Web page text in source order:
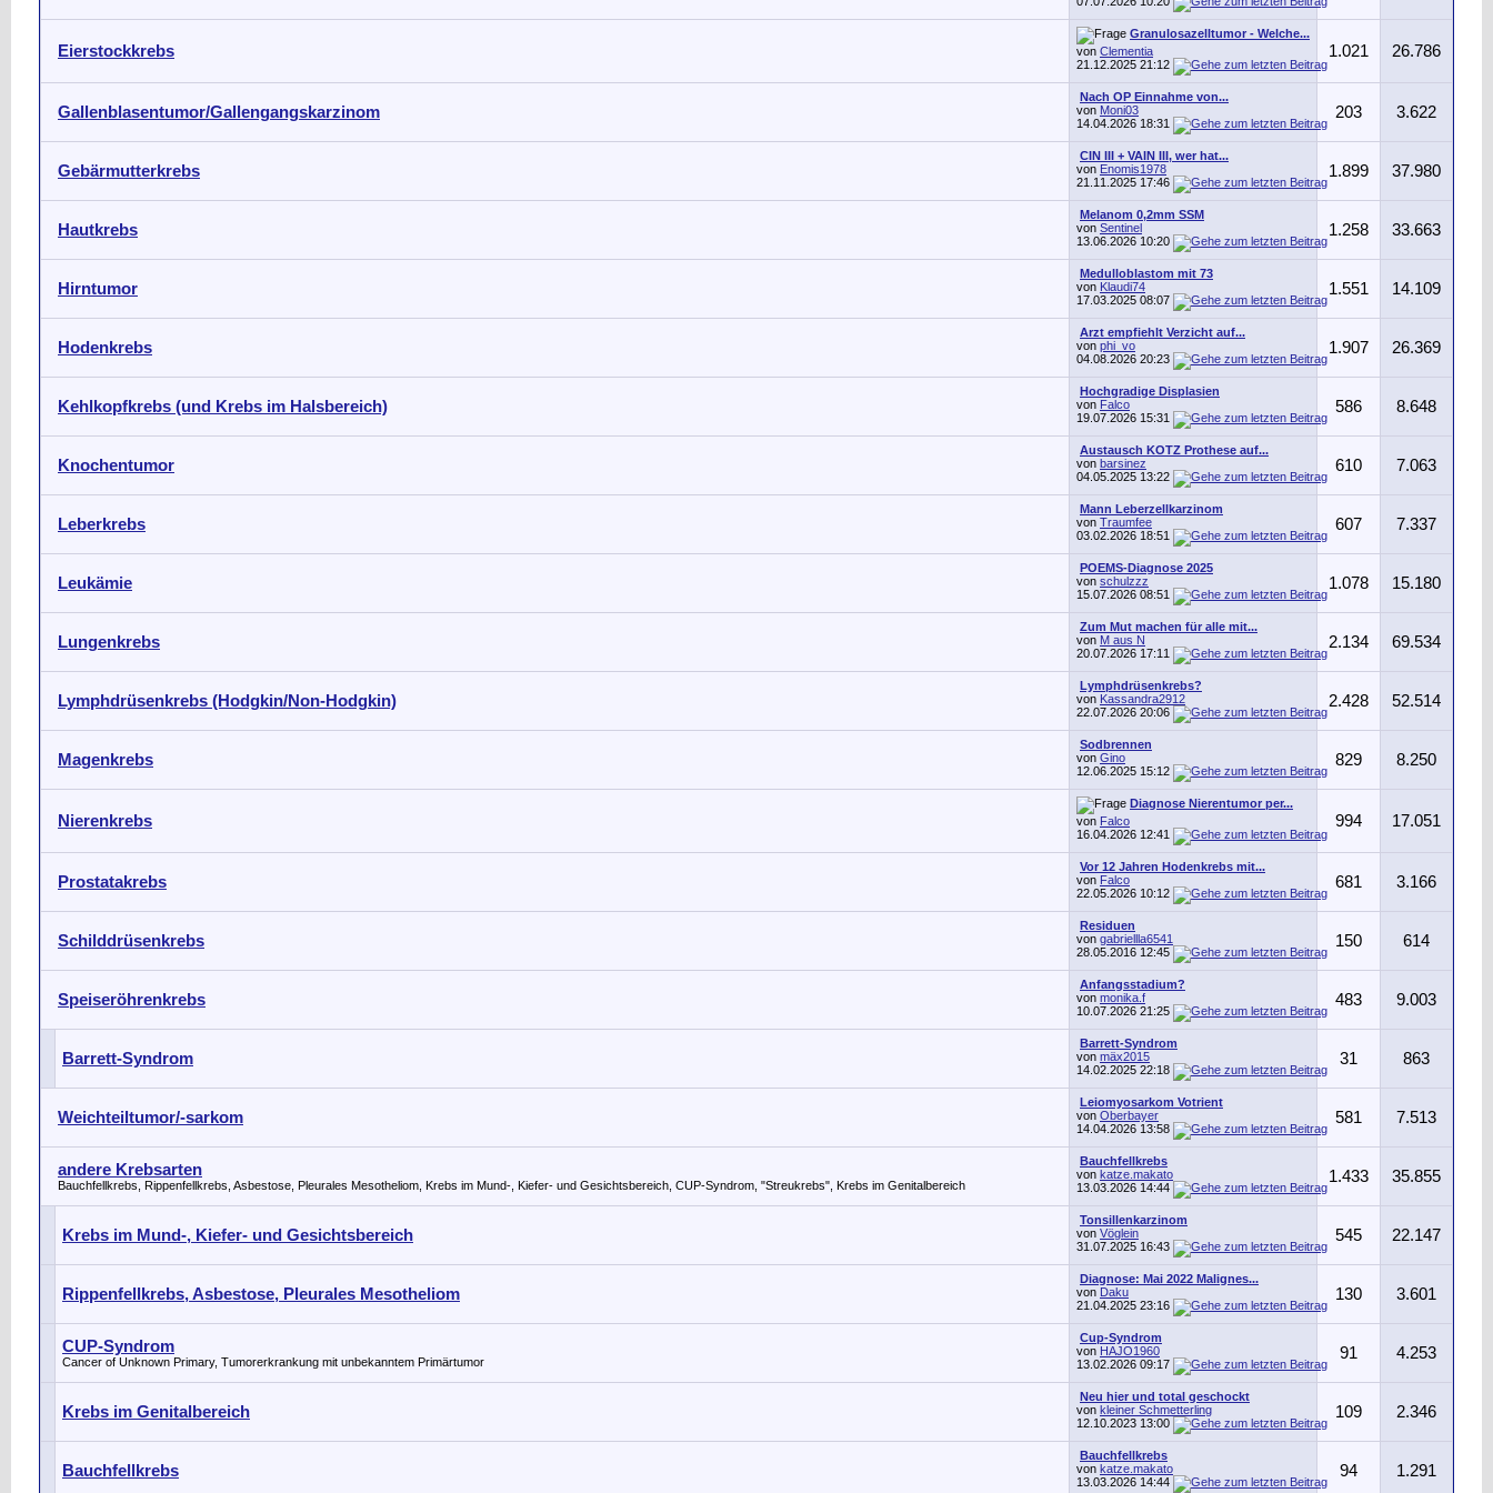
Eierstockkrebs
Granulosazelltumor - Welche...
von Clementia
21.12.2025 21:12
1.021 26.786
Gallenblasentumor/Gallengangskarzinom
Nach OP Einnahme von...
von Moni03
14.04.2026 18:31
203 3.622
Gebärmutterkrebs
CIN III + VAIN III, wer hat...
von Enomis1978
21.11.2025 17:46
1.899 37.980
Hautkrebs
Melanom 0,2mm SSM
von Sentinel
13.06.2026 10:20
1.258 33.663
Hirntumor
Medulloblastom mit 73
von Klaudi74
17.03.2025 08:07
1.551 14.109
Hodenkrebs
Arzt empfiehlt Verzicht auf...
von phi_vo
04.08.2026 20:23
1.907 26.369
Kehlkopfkrebs (und Krebs im Halsbereich)
Hochgradige Displasien
von Falco
19.07.2026 15:31
586 8.648
Knochentumor
Austausch KOTZ Prothese auf...
von barsinez
04.05.2025 13:22
610 7.063
Leberkrebs
Mann Leberzellkarzinom
von Traumfee
03.02.2026 18:51
607 7.337
Leukämie
POEMS-Diagnose 2025
von schulzzz
15.07.2026 08:51
1.078 15.180
Lungenkrebs
Zum Mut machen für alle mit...
von M aus N
20.07.2026 17:11
2.134 69.534
Lymphdrüsenkrebs (Hodgkin/Non-Hodgkin)
Lymphdrüsenkrebs?
von Kassandra2912
22.07.2026 20:06
2.428 52.514
Magenkrebs
Sodbrennen
von Gino
12.06.2025 15:12
829 8.250
Nierenkrebs
Diagnose Nierentumor per...
von Falco
16.04.2026 12:41
994 17.051
Prostatakrebs
Vor 12 Jahren Hodenkrebs mit...
von Falco
22.05.2026 10:12
681 3.166
Schilddrüsenkrebs
Residuen
von gabriellla6541
28.05.2016 12:45
150 614
Speiseröhrenkrebs
Anfangsstadium?
von monika.f
10.07.2026 21:25
483 9.003
Barrett-Syndrom
Barrett-Syndrom
von mäx2015
14.02.2025 22:18
31 863
Weichteiltumor/-sarkom
Leiomyosarkom Votrient
von Oberbayer
14.04.2026 13:58
581 7.513
andere Krebsarten
Bauchfellkrebs, Rippenfellkrebs, Asbestose, Pleurales Mesotheliom, Krebs im Mund-, Kiefer- und Gesichtsbereich, CUP-Syndrom, "Streukrebs", Krebs im Genitalbereich
Bauchfellkrebs
von katze.makato
13.03.2026 14:44
1.433 35.855
Krebs im Mund-, Kiefer- und Gesichtsbereich
Tonsillenkarzinom
von Vöglein
31.07.2025 16:43
545 22.147
Rippenfellkrebs, Asbestose, Pleurales Mesotheliom
Diagnose: Mai 2022 Malignes...
von Daku
21.04.2025 23:16
130 3.601
CUP-Syndrom
Cancer of Unknown Primary, Tumorerkrankung mit unbekanntem Primärtumor
Cup-Syndrom
von HAJO1960
13.02.2026 09:17
91 4.253
Krebs im Genitalbereich
Neu hier und total geschockt
von kleiner Schmetterling
12.10.2023 13:00
109 2.346
Bauchfellkrebs
Bauchfellkrebs
von katze.makato
13.03.2026 14:44
94 1.291